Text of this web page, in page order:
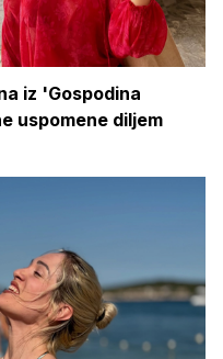
iz 'Gospodina
uspomene diljem